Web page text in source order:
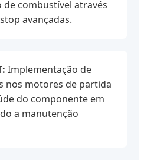
de combustível através
avançadas.
Implementação de
nos motores de partida
do componente em
a manutenção